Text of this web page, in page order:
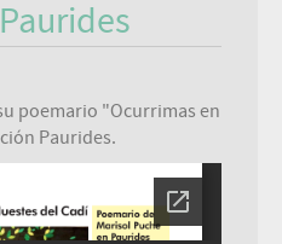
poemario "Ocurrimas en
Paurides.